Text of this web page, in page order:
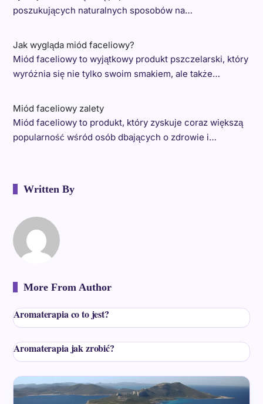
poszukujących naturalnych sposobów na…
Jak wygląda miód faceliowy?
Miód faceliowy to wyjątkowy produkt pszczelarski, który
wyróżnia się nie tylko swoim smakiem, ale także…
Miód faceliowy zalety
Miód faceliowy to produkt, który zyskuje coraz większą
popularność wśród osób dbających o zdrowie i…
Written By
More From Author
Aromaterapia co to jest?
Aromaterapia jak zrobić?